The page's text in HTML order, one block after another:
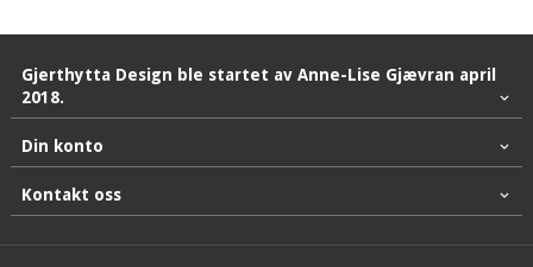
Gjerthytta Design ble startet av Anne-Lise Gjævran april
2018.
Din konto
Kontakt oss